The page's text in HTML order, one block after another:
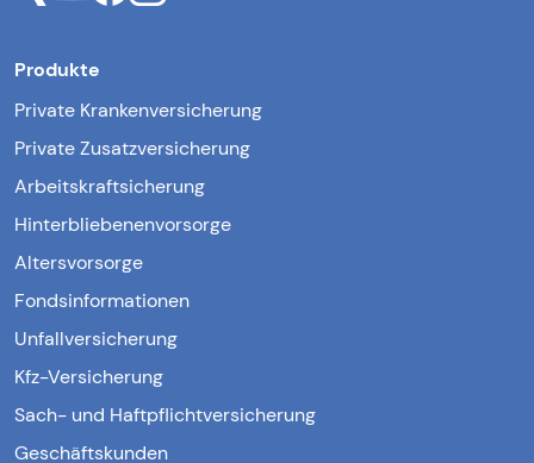
Produkte
Private Krankenversicherung
Private Zusatzversicherung
Arbeitskraftsicherung
Hinterbliebenenvorsorge
Altersvorsorge
Fondsinformationen
Unfallversicherung
Kfz-Versicherung
Sach- und Haftpflichtversicherung
Geschäftskunden